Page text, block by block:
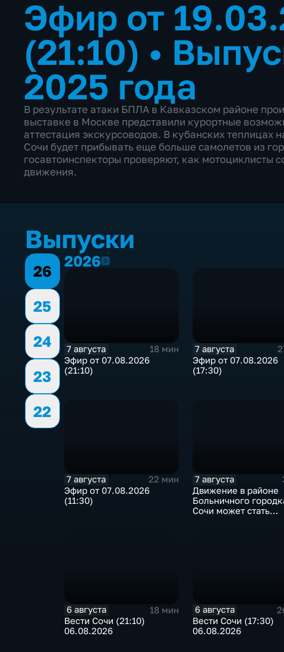
Эфир от
(21:10) •
2025 года
В результате атаки БПЛА в Кавказском районе
выставке в Москве представили курортные
аттестация экскурсоводов. В кубанских теплицах
Сочи будет прибывать еще больше самолетов из
госавтоинспекторы проверяют, как мотоциклисты
движения.
Выпуски
26
25
24
23
22
20262026
7 августа
18 мин
Эфир от 07.08.2026
(21:10)
7 августа
Эфир от 07.08.2026
(17:30)
7 августа
22 мин
Эфир от 07.08.2026
(11:30)
7 августа
Движение в районе
Больничного
Сочи может стать
6 августа
18 мин
Вести Сочи (21:10)
06.08.2026
6 августа
Вести Сочи (17:30)
06.08.2026